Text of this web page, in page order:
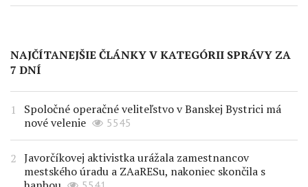
NAJČÍTANEJŠIE ČLÁNKY V KATEGÓRII SPRÁVY ZA
7 DNÍ
Spoločné operačné veliteľstvo v Banskej Bystrici má
nové velenie
5545
Javorčíkovej aktivistka urážala zamestnancov
mestského úradu a ZAaRESu, nakoniec skončila s